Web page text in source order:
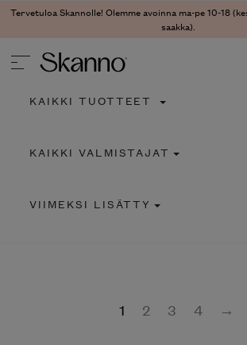
Tervetuloa Skannolle! Olemme avoinna ma-pe 10-18
saakka).
Type 2 or more characters for results.
KAIKKI TUOTTEET
KAIKKI VALMISTAJAT
VIIMEKSI LISÄTTY
1 2 3 4 →